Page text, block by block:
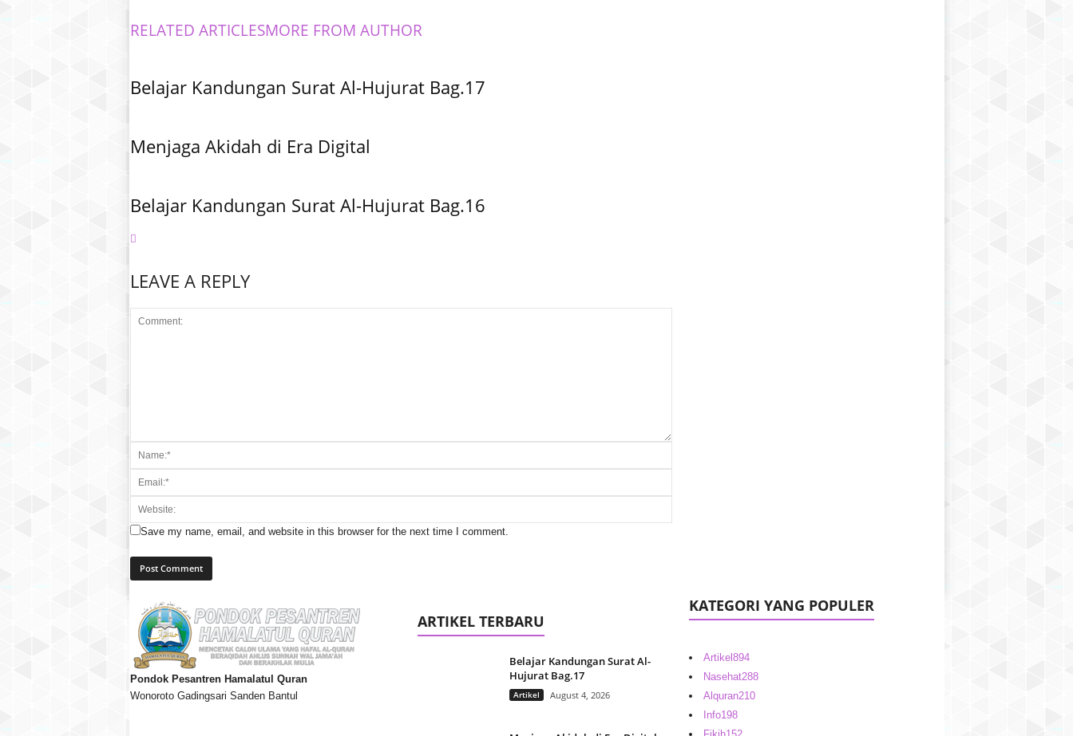
RELATED ARTICLESMORE FROM AUTHOR
Belajar Kandungan Surat Al-Hujurat Bag.17
Menjaga Akidah di Era Digital
Belajar Kandungan Surat Al-Hujurat Bag.16
LEAVE A REPLY
Save my name, email, and website in this browser for the next time I comment.
Pondok Pesantren Hamalatul Quran
Wonoroto Gadingsari Sanden Bantul
ARTIKEL TERBARU
Belajar Kandungan Surat Al-
Hujurat Bag.17
Artikel August 4, 2026
KATEGORI YANG POPULER
Artikel 894
Nasehat288
Alquran210
Info198